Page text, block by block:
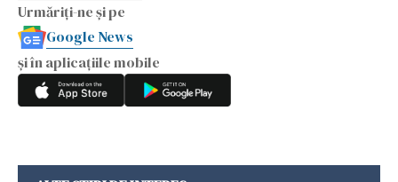
Urmăriți-ne și pe
Google News
și în aplicațiile mobile